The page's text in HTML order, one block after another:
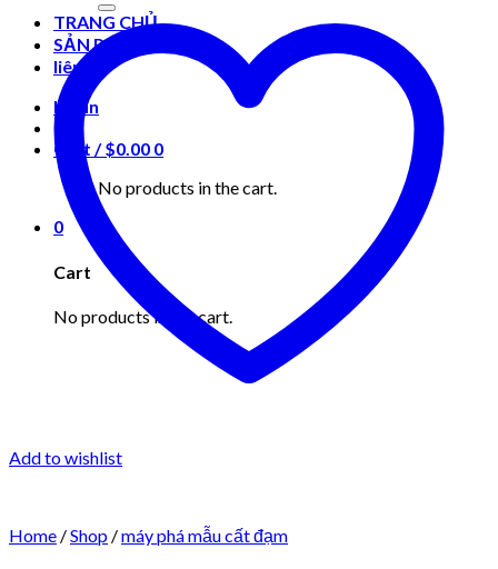
TRANG CHỦ
SẢN PHẨM
liên hệ
Login
Cart /$0.00 0
No products in the cart.
0
Cart
No products in the cart.
Add to wishlist
Home /Shop /máy phá mẫu cất đạm